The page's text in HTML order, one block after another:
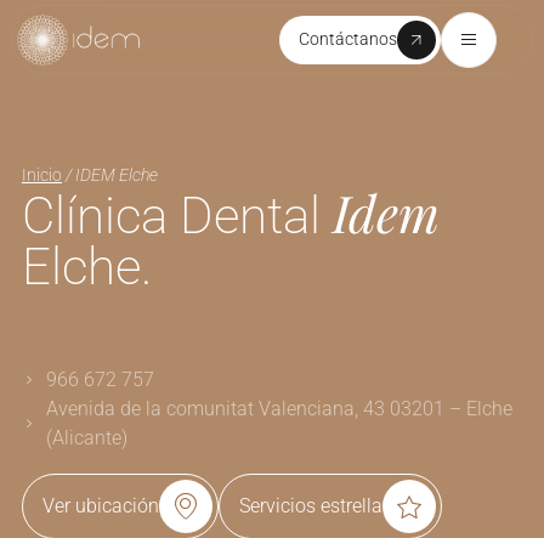
Contáctanos
Inicio /IDEM Elche
Clínica DentalIdem
Elche.
966 672 757
Avenida de la comunitat Valenciana, 43 03201 – Elche
(Alicante)
Ver ubicación Servicios estrella